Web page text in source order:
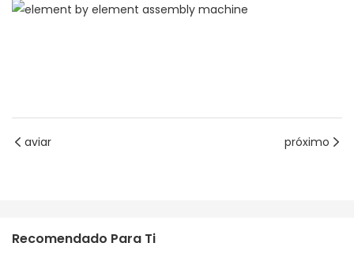
aviar próximo
Recomendado Para Ti